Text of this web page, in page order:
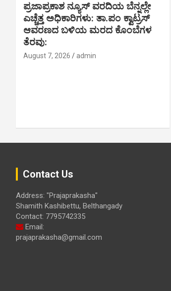
ಪ್ರಜಾಪ್ರಕಾಶ ನ್ಯೂಸ್ ವರದಿಯ ಬೆನ್ನಲ್ಲೇ
ಎಚ್ಚೆತ್ತ ಅಧಿಕಾರಿಗಳು: ತಾ.ಪಂ ಕ್ವಾಟ್ರಸ್
ಆವರಣದ ಬಳಿಯ ಮರದ ಕೊಂಬೆಗಳ
ತೆರವು:
August 7, 2026 admin
Contact Us
Address: "Prajaprakasha"
Shamith Kashibettu, Belthangady
Contact: 7795742335
Email:
prajaprakasha@gmail.com